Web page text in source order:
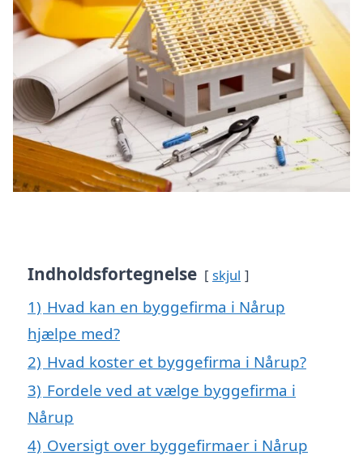
Indholdsfortegnelse skjul
1) Hvad kan en byggefirma i Nårup
hjælpe med?
2) Hvad koster et byggefirma i Nårup?
3) Fordele ved at vælge byggefirma i
Nårup
4) Oversigt over byggefirmaer i Nårup